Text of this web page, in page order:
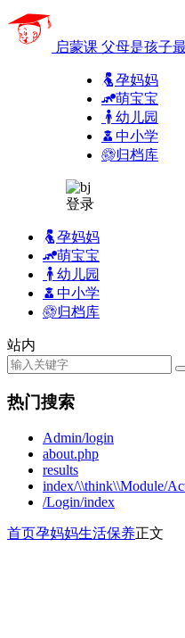
启蒙课 父母是孩子
孕妈妈
萌宝宝
幼儿园
中小学
归档库
登录
孕妈妈
萌宝宝
幼儿园
中小学
归档库
站内
热门搜索
Admin/login
about.php
results
index/\\think\\Module/
/Login/index
首页孕妈妈生活保养正文